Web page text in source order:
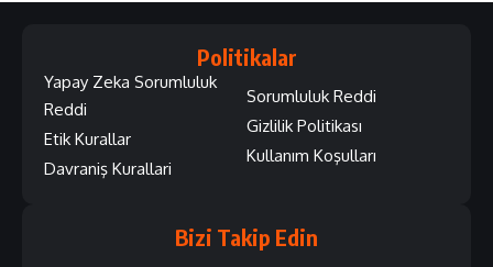
Politikalar
Yapay Zeka Sorumluluk
Reddi
Etik Kurallar
Davraniş Kurallari
Sorumluluk Reddi
Gizlilik Politikası
Kullanım Koşulları
Bizi Takip Edin